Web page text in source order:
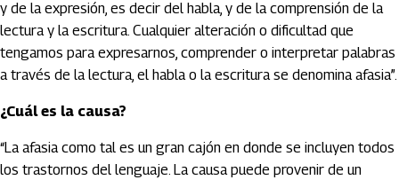
y de la expresión, es decir del habla, y de la comprensión de la
lectura y la escritura. Cualquier alteración o dificultad que
tengamos para expresarnos, comprender o interpretar palabras
a través de la lectura, el habla o la escritura se denomina afasia”.
¿Cuál es la causa?
“La afasia como tal es un gran cajón en donde se incluyen todos
los trastornos del lenguaje. La causa puede provenir de un